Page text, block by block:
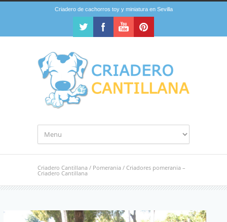
Criadero de cachorros toy y miniatura en Sevilla
Criadero Cantillana / Pomerania / Criadores pomerania –
Criadero Cantillana